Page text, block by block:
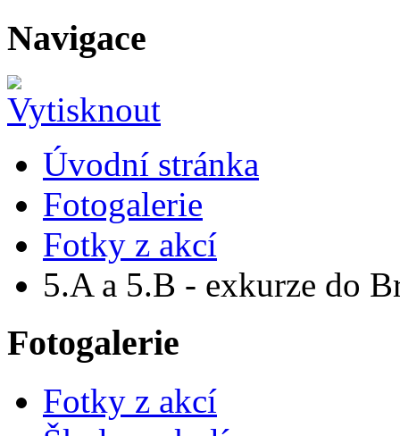
Navigace
Úvodní stránka
Fotogalerie
Fotky z akcí
5.A a 5.B - exkurze do
Fotogalerie
Fotky z akcí